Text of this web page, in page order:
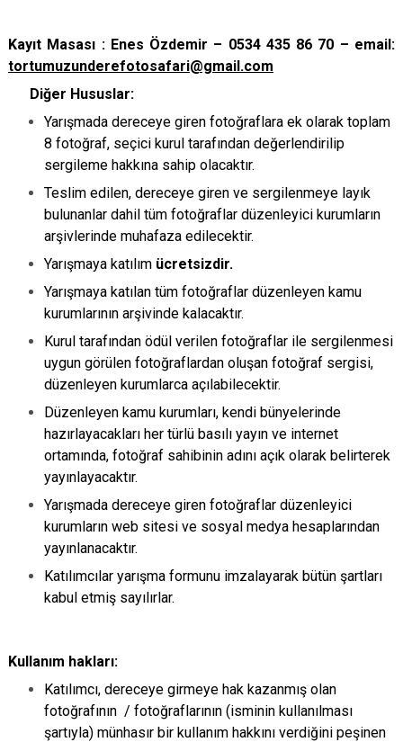
Kayıt Masası : Enes Özdemir – 0534 435 86 70 – email:
tortumuzunderefotosafari@gmail.com
Diğer Hususlar:
Yarışmada dereceye giren fotoğraflara ek olarak toplam
8 fotoğraf, seçici kurul tarafından değerlendirilip
sergileme hakkına sahip olacaktır.
Teslim edilen, dereceye giren ve sergilenmeye layık
bulunanlar dahil tüm fotoğraflar düzenleyici kurumların
arşivlerinde muhafaza edilecektir.
Yarışmaya katılım ücretsizdir.
Yarışmaya katılan tüm fotoğraflar düzenleyen kamu
kurumlarının arşivinde kalacaktır.
Kurul tarafından ödül verilen fotoğraflar ile sergilenmesi
uygun görülen fotoğraflardan oluşan fotoğraf sergisi,
düzenleyen kurumlarca açılabilecektir.
Düzenleyen kamu kurumları, kendi bünyelerinde
hazırlayacakları her türlü basılı yayın ve internet
ortamında, fotoğraf sahibinin adını açık olarak belirterek
yayınlayacaktır.
Yarışmada dereceye giren fotoğraflar düzenleyici
kurumların web sitesi ve sosyal medya hesaplarından
yayınlanacaktır.
Katılımcılar yarışma formunu imzalayarak bütün şartları
kabul etmiş sayılırlar.
Kullanım hakları:
Katılımcı, dereceye girmeye hak kazanmış olan
fotoğrafının / fotoğraflarının (isminin kullanılması
şartıyla) münhasır bir kullanım hakkını verdiğini peşinen